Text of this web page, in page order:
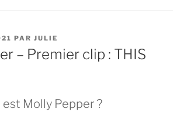
PAR JULIE
– Premier clip : THIS
est Molly Pepper ?